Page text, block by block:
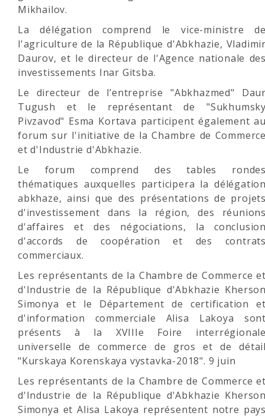
Mikhailov.
La délégation comprend le vice-ministre
l'agriculture de la République d'Abkhazie,
Daurov, et le directeur de l'Agence nationale
investissements Inar Gitsba.
Le directeur de l’entreprise "Abkhazmed"
Tugush et le représentant de
Pivzavod" Esma Kortava participent également
forum sur l'initiative de la Chambre de
et d'Industrie d'Abkhazie.
Le forum comprend des tables
thématiques auxquelles participera la
abkhaze, ainsi que des présentations de
d'investissement dans la région, des
d'affaires et des négociations, la
d'accords de coopération et des
commerciaux.
Les représentants de la Chambre de Commerce
d'Industrie de la République d'Abkhazie
Simonya et le Département de certification
d'information commerciale Alisa Lakoya
présents à la XVIIIe Foire
universelle de commerce de gros et de
"Kurskaya Korenskaya vystavka-2018". 9 juin
Les représentants de la Chambre de Commerce
d'Industrie de la République d'Abkhazie
Simonya et Alisa Lakoya représentent notre